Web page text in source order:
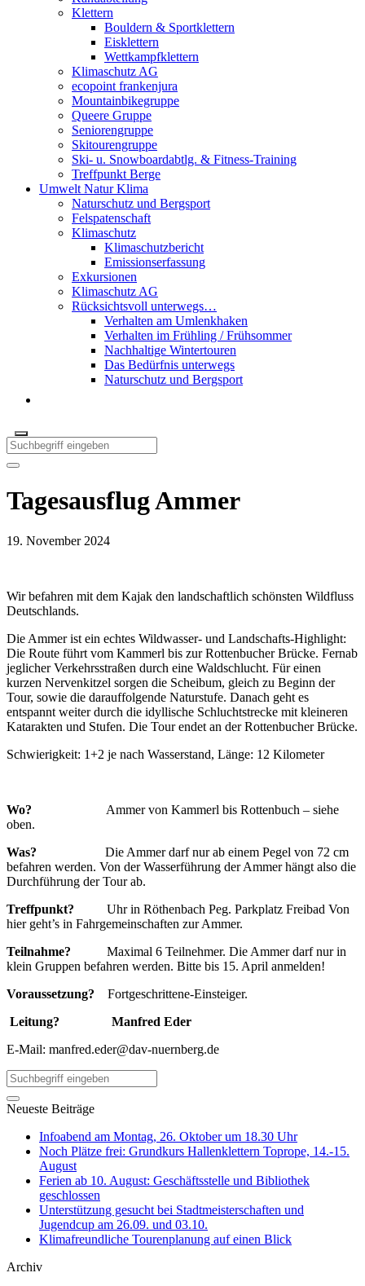
Klettern
Bouldern & Sportklettern
Eisklettern
Wettkampfklettern
Klimaschutz AG
ecopoint frankenjura
Mountainbikegruppe
Queere Gruppe
Seniorengruppe
Skitourengruppe
Ski- u. Snowboardabtlg. & Fitness-Training
Treffpunkt Berge
Umwelt Natur Klima
Naturschutz und Bergsport
Felspatenschaft
Klimaschutz
Klimaschutzbericht
Emissionserfassung
Exkursionen
Klimaschutz AG
Rücksichtsvoll unterwegs…
Verhalten am Umlenkhaken
Verhalten im Frühling / Frühsommer
Nachhaltige Wintertouren
Das Bedürfnis unterwegs
Naturschutz und Bergsport
Tagesausflug Ammer
19. November 2024
Wir befahren mit dem Kajak den landschaftlich schönsten Wildfluss
Deutschlands.
Die Ammer ist ein echtes Wildwasser- und Landschafts-Highlight:
Die Route führt vom Kammerl bis zur Rottenbucher Brücke. Fernab
jeglicher Verkehrsstraßen durch eine Waldschlucht. Für einen
kurzen Nervenkitzel sorgen die Scheibum, gleich zu Beginn der
Tour, sowie die darauffolgende Naturstufe. Danach geht es
entspannt weiter durch die idyllische Schluchtstrecke mit kleineren
Katarakten und Stufen. Die Tour endet an der Rottenbucher Brücke.
Schwierigkeit: 1+2 je nach Wasserstand, Länge: 12 Kilometer
Wo? Ammer von Kammerl bis Rottenbuch – siehe
oben.
Was? Die Ammer darf nur ab einem Pegel von 72 cm
befahren werden. Von der Wasserführung der Ammer hängt also die
Durchführung der Tour ab.
Treffpunkt? Uhr in Röthenbach Peg. Parkplatz Freibad Von
hier geht’s in Fahrgemeinschaften zur Ammer.
Teilnahme? Maximal 6 Teilnehmer. Die Ammer darf nur in
klein Gruppen befahren werden. Bitte bis 15. April anmelden!
Voraussetzung? Fortgeschrittene-Einsteiger.
Leitung? Manfred Eder
E-Mail: manfred.eder@dav-nuernberg.de
Neueste Beiträge
Infoabend am Montag, 26. Oktober um 18.30 Uhr
Noch Plätze frei: Grundkurs Hallenklettern Toprope, 14.-15.
August
Ferien ab 10. August: Geschäftsstelle und Bibliothek
geschlossen
Unterstützung gesucht bei Stadtmeisterschaften und
Jugendcup am 26.09. und 03.10.
Klimafreundliche Tourenplanung auf einen Blick
Archiv